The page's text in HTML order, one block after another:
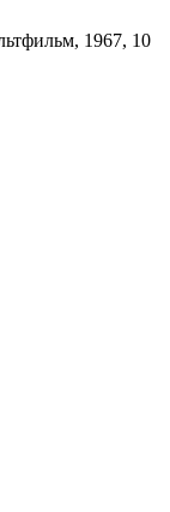
1967, 10